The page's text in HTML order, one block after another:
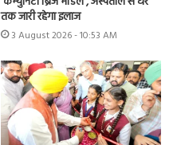
तक जारी रहेगा इलाज
3 August 2026 - 10:53 AM